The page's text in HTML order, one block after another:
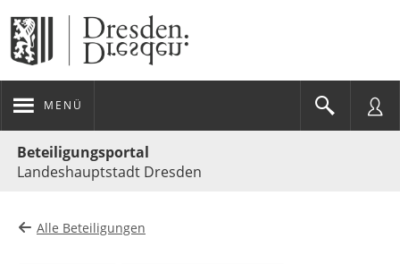
MENÜ
Beteiligungsportal
Landeshauptstadt Dresden
Alle Beteiligungen